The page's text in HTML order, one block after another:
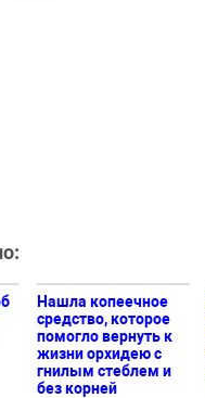
Нашла копеечное
средство, которое
помогло вернуть к
жизни орхидею с
гнилым стеблем и
без корней